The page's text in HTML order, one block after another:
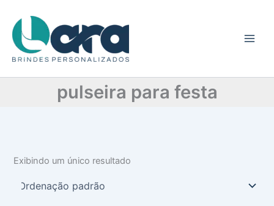
para
conteúdo
pulseira para festa
t
e
r
Exibindo um único resultado